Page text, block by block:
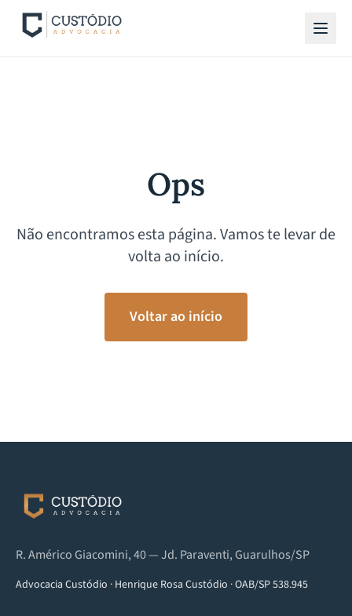
Ops
Não encontramos esta página. Vamos te levar de
volta ao início.
Voltar ao início
R. Américo Giacomini, 40 — Jd. Paraventi, Guarulhos/SP
Advocacia Custódio · Henrique Rosa Custódio ·OAB/SP 538.945